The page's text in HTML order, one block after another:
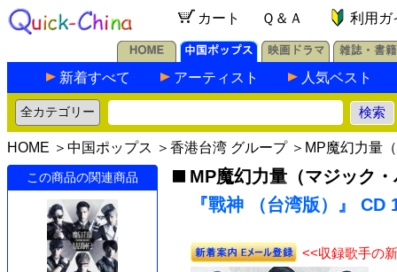
カート Ｑ＆Ａ 利用ガ
新着すべて アーティスト 人気ベスト
HOME ＞ 中国ポップス ＞ 香港台湾 グループ＞ MP魔幻力量
この商品の関連商品
MP魔幻力量（マジック
『戰神 （台湾版）』 CD
<<収録歌手の